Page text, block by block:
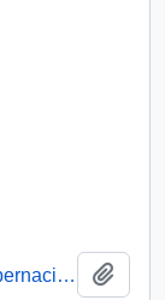
[Adjunta Publicación Mensual de la Gobernación Provincial de Osorno]